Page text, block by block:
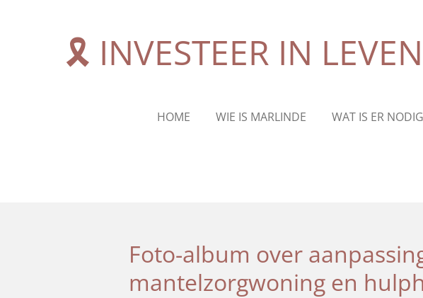
🎗️ INVESTEER IN
HOME WIE IS MARLINDE WAT IS ER NODIG
Foto-album over
mantelzorgwoning en